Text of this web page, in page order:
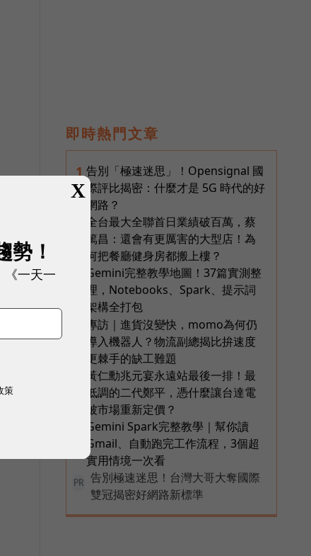
即時熱門文章
1 告別「極速迷思」！Opensignal 國
際評比揭密：什麼才是 5G 時代的好
網路？
全台最大全聯首日業績破百萬，蔡
篤昌：還會有更厲害的大型店！為
何把餐廳健身房都搬上樓？
Gemini完整教學地圖！37篇實測整
理，Notebooks、Spark、提示詞
架構全打包
專訪｜進貨沒變快，momo為何仍
導入機器人？物流副總揭比拚速度
更棘手的缺工難題
黃仁勳兆元宴永遠站最後一排！最
低調的二代鄭平，憑什麼讓台達電
被市場重新定價？
Gemini Spark完整教學｜幫你讀
Gmail、自動跑完工作流程，3個超
實用情境一次看
PR
告別極速迷思！台灣大哥大奪國際
雙冠揭密好網路新標準
X
勢！
《一天一
策